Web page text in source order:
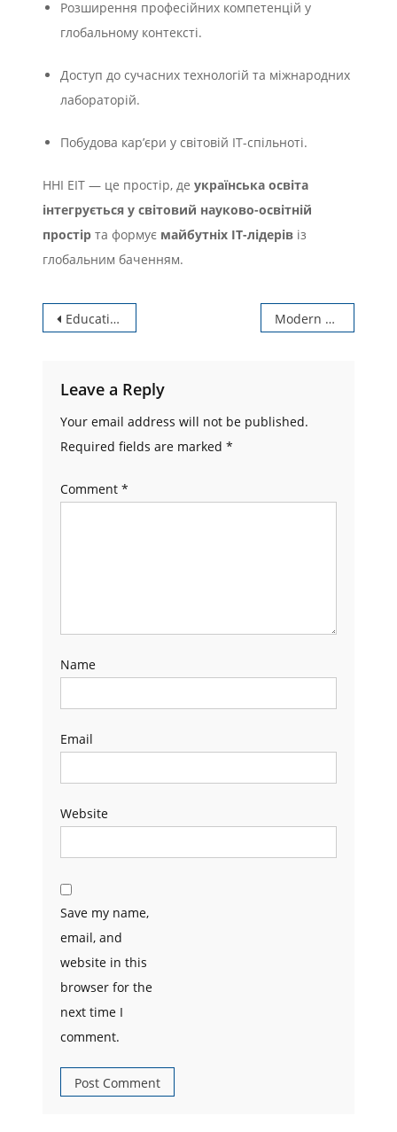
Розширення професійних компетенцій у
глобальному контексті.
Доступ до сучасних технологій та міжнародних
лабораторій.
Побудова кар’єри у світовій ІТ-спільноті.
ННІ ЕІТ — це простір, деукраїнська освіта
інтегрується у світовий науково-освітній
простір та формує майбутніх ІТ-лідерів із
глобальним баченням.
Post
Educational and Research Institute of Electronic and Information Technologies, National University “Chernihiv Polytechnic” Modern Laboratories
Leave a Reply
Your email address will not be published.
Required fields are marked*
Comment*
Name
Email
Website
Save my name,
email, and
website in this
browser for the
next time I
comment.